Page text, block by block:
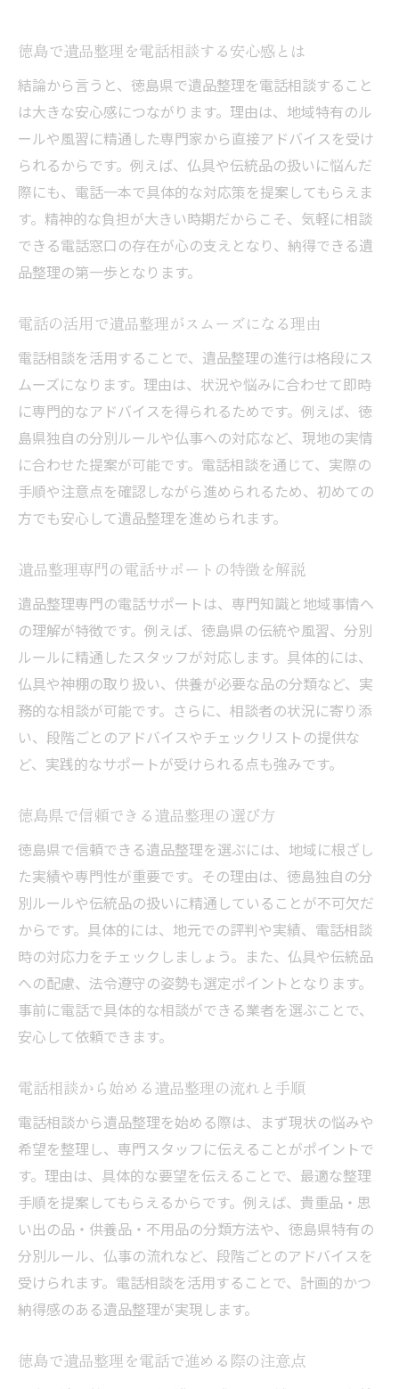
電話相談が遺品整理の不安を和らげる理由
リット
電話相談で知る遺品整理の費用とサービス
内容
遺品整理の悩みを電話で相談するタイミン
グ
徳島県の遺品整理を電話で始めるポイント
徳島ならではの遺品整理事情と注意点を解説
遺品整理の分別や供養における徳島の特徴
電話で確認したい遺品整理の注意事項
徳島の伝統や風習が遺品整理に与える影響
遺品整理の捨ててはいけないものを電話で
相談
地域特有の遺品整理事情を電話相談で把握
遺品整理で困った時に役立つ電話活用術
る方法
徳島県で遺品整理の相談に適した電話窓口
困った時に活用できる遺品整理の電話サポ
ート
電話で聞ける遺品整理サービス内容のポイ
ント
遺品整理の分別や供養も電話で相談できる
安心感
安心して任せるための遺品整理の選び方
電話でわかる遺品整理業者の信頼性ポイン
ト
徳島県で選ぶべき遺品整理サービスの特徴
遺品整理を安心して任せるための基準
電話相談で見極める遺品整理の対応力
遺品整理の費用やサービス内容を電話で比
較
電話相談で知る遺品整理の流れと手順
遺品整理の電話相談で全体の流れを確認
徳島の遺品整理は電話で手順を把握しやす
い
電話相談で整理手順や注意点を詳しく聞く
方法
遺品整理の開始から完了まで電話で段取り
電話で聞ける遺品整理の現場作業の進め方
れ
徳島で遺品整理を電話相談する安心感とは
結論から言うと、徳島県で遺品整理を電話相談すること
は大きな安心感につながります。理由は、地域特有のル
ールや風習に精通した専門家から直接アドバイスを受け
られるからです。例えば、仏具や伝統品の扱いに悩んだ
際にも、電話一本で具体的な対応策を提案してもらえま
す。精神的な負担が大きい時期だからこそ、気軽に相談
できる電話窓口の存在が心の支えとなり、納得できる遺
品整理の第一歩となります。
電話の活用で遺品整理がスムーズになる理由
電話相談を活用することで、遺品整理の進行は格段にス
ムーズになります。理由は、状況や悩みに合わせて即時
に専門的なアドバイスを得られるためです。例えば、徳
島県独自の分別ルールや仏事への対応など、現地の実情
に合わせた提案が可能です。電話相談を通じて、実際の
手順や注意点を確認しながら進められるため、初めての
方でも安心して遺品整理を進められます。
遺品整理専門の電話サポートの特徴を解説
遺品整理専門の電話サポートは、専門知識と地域事情へ
の理解が特徴です。例えば、徳島県の伝統や風習、分別
ルールに精通したスタッフが対応します。具体的には、
仏具や神棚の取り扱い、供養が必要な品の分類など、実
務的な相談が可能です。さらに、相談者の状況に寄り添
い、段階ごとのアドバイスやチェックリストの提供な
ど、実践的なサポートが受けられる点も強みです。
徳島県で信頼できる遺品整理の選び方
徳島県で信頼できる遺品整理を選ぶには、地域に根ざし
た実績や専門性が重要です。その理由は、徳島独自の分
別ルールや伝統品の扱いに精通していることが不可欠だ
からです。具体的には、地元での評判や実績、電話相談
時の対応力をチェックしましょう。また、仏具や伝統品
への配慮、法令遵守の姿勢も選定ポイントとなります。
事前に電話で具体的な相談ができる業者を選ぶことで、
安心して依頼できます。
電話相談から始める遺品整理の流れと手順
電話相談から遺品整理を始める際は、まず現状の悩みや
希望を整理し、専門スタッフに伝えることがポイントで
す。理由は、具体的な要望を伝えることで、最適な整理
手順を提案してもらえるからです。例えば、貴重品・思
い出の品・供養品・不用品の分類方法や、徳島県特有の
分別ルール、仏事の流れなど、段階ごとのアドバイスを
受けられます。電話相談を活用することで、計画的かつ
納得感のある遺品整理が実現します。
徳島で遺品整理を電話で進める際の注意点